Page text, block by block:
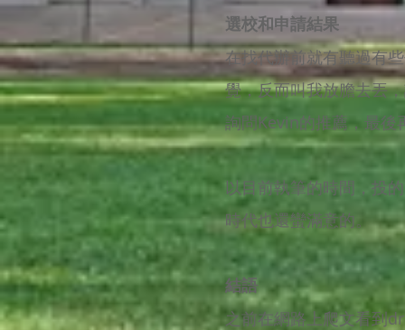
選校和申請結果
在找代辦前就有聽過有
覺，反而叫我放膽去丟
詢問Kevin的推薦，最後
以目前執筆的時間，投
時代也還蠻滿意的。
結語
之前在網路上爬文看到